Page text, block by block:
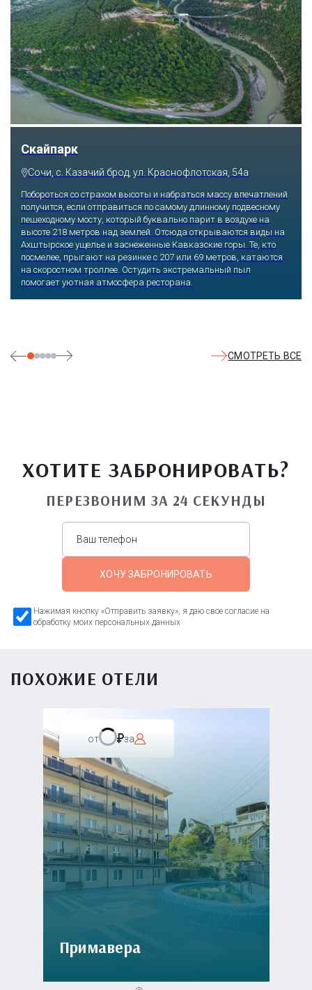
Скайпарк
Сочи, с. Казачий брод, ул. Краснофлотская, 54а
Побороться со страхом высоты и набраться массу впечатлений
получится, если отправиться по самому длинному подвесному
пешеходному мосту, который буквально парит в воздухе на
высоте 218 метров над землей. Отсюда открываются виды на
Ахштырское ущелье и заснеженные Кавказские горы. Те, кто
посмелее, прыгают на резинке с 207 или 69 метров, катаются
на скоростном троллее. Остудить экстремальный пыл
помогает уютная атмосфера ресторана.
СМОТРЕТЬ ВСЕ
ХОТИТЕ ЗАБРОНИРОВАТЬ?
ПЕРЕЗВОНИМ ЗА 24 СЕКУНДЫ
ХОЧУ ЗАБРОНИРОВАТЬ
Нажимая кнопку «Отправить заявку», я даю свое согласие на
обработку моих персональных данных
ПОХОЖИЕ ОТЕЛИ
от за
Примавера